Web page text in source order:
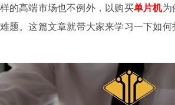
的高端市场也不例外，以购买单片机为
题。这篇文章就带大家来学习一下如何